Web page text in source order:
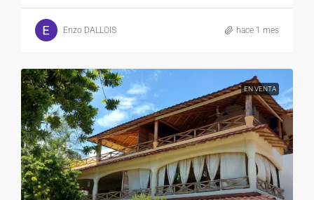
Enzo DALLOIS hace 1 mes
EN VENTA